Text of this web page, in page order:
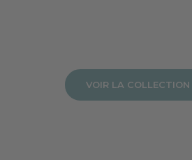
VOIR LA COLLECTION